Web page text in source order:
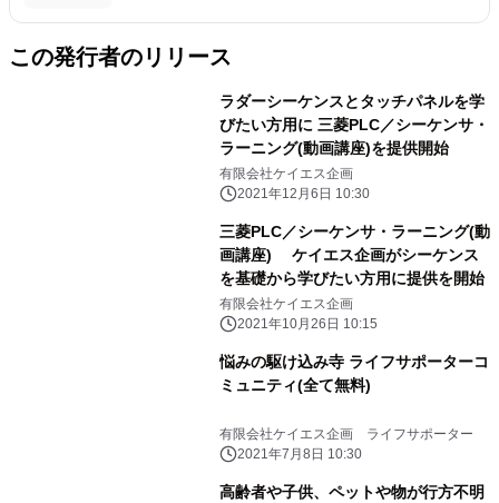
この発行者のリリース
ラダーシーケンスとタッチパネルを学
びたい方用に 三菱PLC／シーケンサ・
ラーニング(動画講座)を提供開始
有限会社ケイエス企画
2021年12月6日 10:30
三菱PLC／シーケンサ・ラーニング(動
画講座) ケイエス企画がシーケンス
を基礎から学びたい方用に提供を開始
有限会社ケイエス企画
2021年10月26日 10:15
悩みの駆け込み寺 ライフサポーターコ
ミュニティ(全て無料)
有限会社ケイエス企画 ライフサポーター
2021年7月8日 10:30
高齢者や子供、ペットや物が行方不明